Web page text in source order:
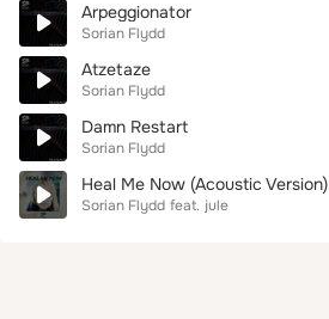
Arpeggionator
Sorian Flydd
Atzetaze
Sorian Flydd
Damn Restart
Sorian Flydd
Heal Me Now (Acoustic Version)
Sorian Flydd feat. jule